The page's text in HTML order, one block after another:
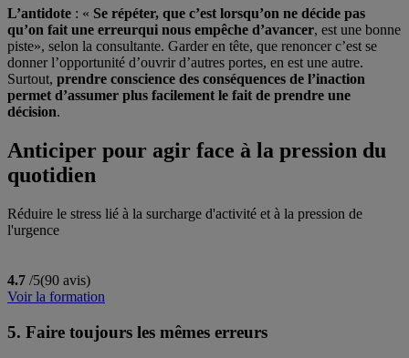
L’antidote : « Se répéter, que c’est lorsqu’on ne décide pas
qu’on fait une erreurqui nous empêche d’avancer, est une bonne
piste», selon la consultante. Garder en tête, que renoncer c’est se
donner l’opportunité d’ouvrir d’autres portes, en est une autre.
Surtout, prendre conscience des conséquences de l’inaction
permet d’assumer plus facilement le fait de prendre une
décision.
Anticiper pour agir face à la pression du
quotidien
Réduire le stress lié à la surcharge d'activité et à la pression de
l'urgence
4.7 /5(90 avis)
Voir la formation
5. Faire toujours les mêmes erreurs